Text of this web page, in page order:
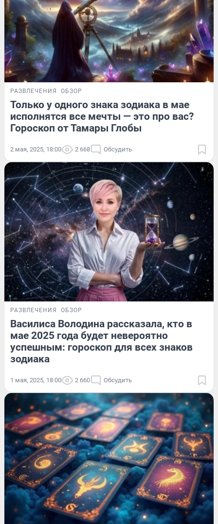
РАЗВЛЕЧЕНИЯ ОБЗОР
Только у одного знака зодиака в мае
исполнятся все мечты — это про вас?
Гороскоп от Тамары Глобы
2 мая, 2025, 18:00 2 668 Обсудить
РАЗВЛЕЧЕНИЯ ОБЗОР
Василиса Володина рассказала, кто в
мае 2025 года будет невероятно
успешным: гороскоп для всех знаков
зодиака
1 мая, 2025, 18:00 2 660 Обсудить